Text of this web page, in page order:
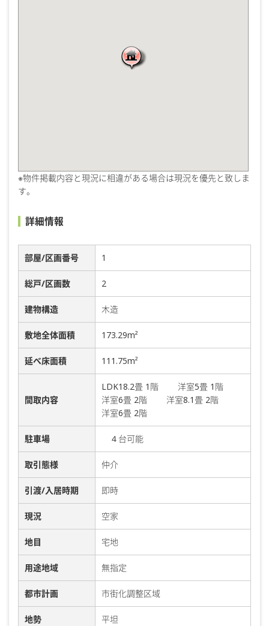
※物件掲載内容と現況に相違がある場合は現況を優先と致しま
す。
詳細情報
部屋/区画番号 1
総戸/区画数 2
建物構造 木造
敷地全体面積 173.29m²
延べ床面積 111.75m²
間取内容
LDK18.2畳 1階 洋室5畳 1階
洋室6畳 2階 洋室8.1畳 2階
洋室6畳 2階
駐車場 ４台可能
取引態様 仲介
引渡/入居時期 即時
現況 空家
地目 宅地
用途地域 無指定
都市計画 市街化調整区域
地勢 平坦